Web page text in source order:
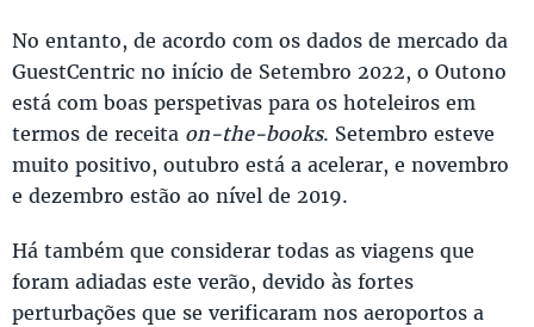
No entanto, de acordo com os dados de mercado da
GuestCentric no início de Setembro 2022, o Outono
está com boas perspetivas para os hoteleiros em
termos de receita on-the-books. Setembro esteve
muito positivo, outubro está a acelerar, e novembro
e dezembro estão ao nível de 2019.
Há também que considerar todas as viagens que
foram adiadas este verão, devido às fortes
perturbações que se verificaram nos aeroportos a